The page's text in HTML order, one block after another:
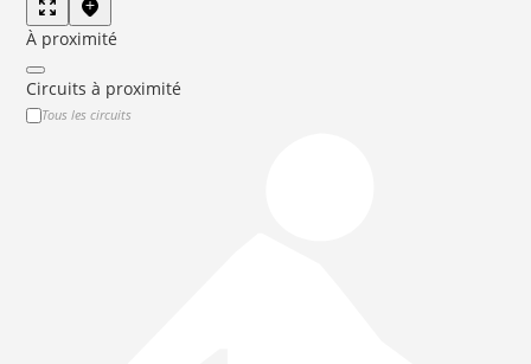
À proximité
Circuits à proximité
Tous les circuits